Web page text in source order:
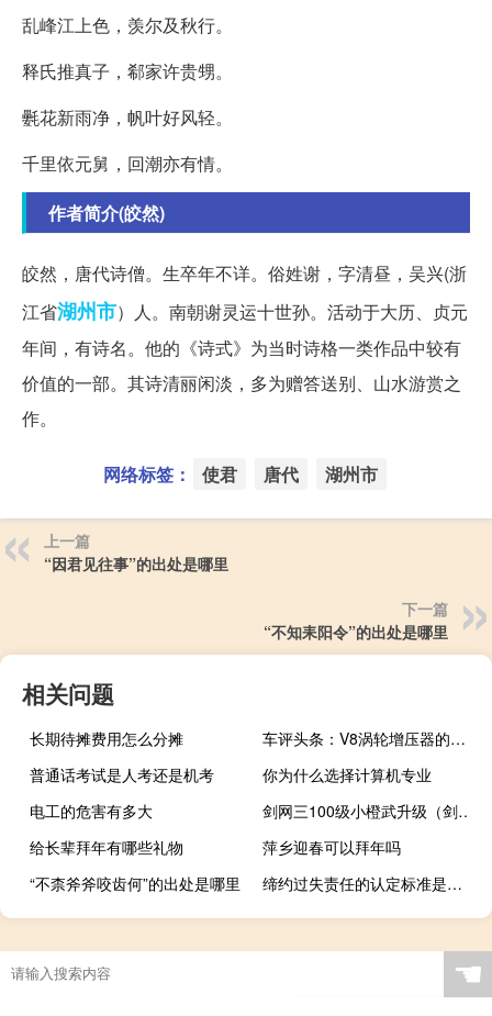
乱峰江上色，羡尔及秋行。
释氏推真子，郗家许贵甥。
氎花新雨净，帆叶好风轻。
千里依元舅，回潮亦有情。
作者简介(皎然)
皎然，唐代诗僧。生卒年不详。俗姓谢，字清昼，吴兴(浙
江省湖州市）人。南朝谢灵运十世孙。活动于大历、贞元
年间，有诗名。他的《诗式》为当时诗格一类作品中较有
价值的一部。其诗清丽闲淡，多为赠答送别、山水游赏之
作。
网络标签： 使君 唐代 湖州市
上一篇
“因君见往事”的出处是哪里
下一篇
“不知耒阳令”的出处是哪里
相关问题
长期待摊费用怎么分摊
车评头条：V8涡轮增压器的特性适合在城市环境中进行日常驾驶
普通话考试是人考还是机考
你为什么选择计算机专业
电工的危害有多大
剑网三100级小橙武升级（剑网三100级小橙武升级详情）
给长辈拜年有哪些礼物
萍乡迎春可以拜年吗
“不柰斧斧咬齿何”的出处是哪里
缔约过失责任的认定标准是什么
☚